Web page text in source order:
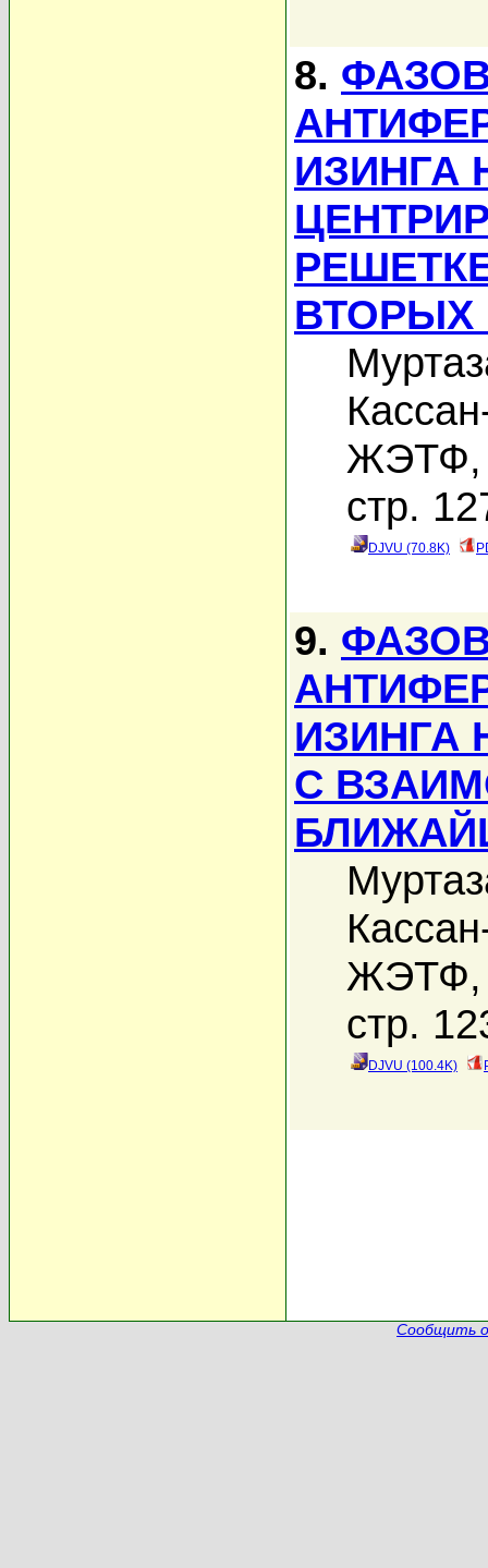
8.
ИЗИНГА
ЖЭТФ,
стр.
DJVU (70.8K)
9.
ИЗИНГА
С
ЖЭТФ,
стр.
DJVU (100.4K)
Сообщить о